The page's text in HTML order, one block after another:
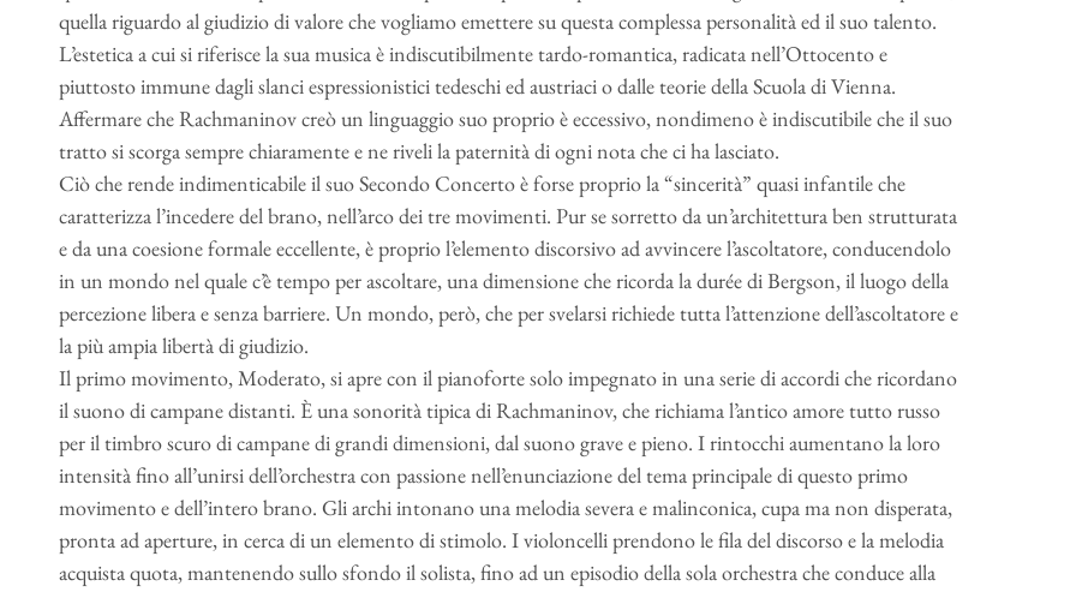
quella riguardo al giudizio di valore che vogliamo emettere su questa complessa personalità ed il suo talento.
L’estetica a cui si riferisce la sua musica è indiscutibilmente tardo-romantica, radicata nell’Ottocento e
piuttosto immune dagli slanci espressionistici tedeschi ed austriaci o dalle teorie della Scuola di Vienna.
Affermare che Rachmaninov creò un linguaggio suo proprio è eccessivo, nondimeno è indiscutibile che il suo
tratto si scorga sempre chiaramente e ne riveli la paternità di ogni nota che ci ha lasciato.
Ciò che rende indimenticabile il suo Secondo Concerto è forse proprio la “sincerità” quasi infantile che
caratterizza l’incedere del brano, nell’arco dei tre movimenti. Pur se sorretto da un’architettura ben strutturata
e da una coesione formale eccellente, è proprio l’elemento discorsivo ad avvincere l’ascoltatore, conducendolo
in un mondo nel quale c’è tempo per ascoltare, una dimensione che ricorda la durée di Bergson, il luogo della
percezione libera e senza barriere. Un mondo, però, che per svelarsi richiede tutta l’attenzione dell’ascoltatore e
la più ampia libertà di giudizio.
Il primo movimento, Moderato, si apre con il pianoforte solo impegnato in una serie di accordi che ricordano
il suono di campane distanti. È una sonorità tipica di Rachmaninov, che richiama l’antico amore tutto russo
per il timbro scuro di campane di grandi dimensioni, dal suono grave e pieno. I rintocchi aumentano la loro
intensità fino all’unirsi dell’orchestra con passione nell’enunciazione del tema principale di questo primo
movimento e dell’intero brano. Gli archi intonano una melodia severa e malinconica, cupa ma non disperata,
pronta ad aperture, in cerca di un elemento di stimolo. I violoncelli prendono le fila del discorso e la melodia
acquista quota, mantenendo sullo sfondo il solista, fino ad un episodio della sola orchestra che conduce alla